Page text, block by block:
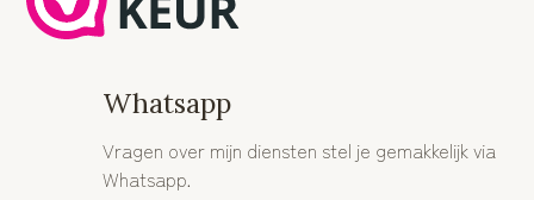
Whatsapp
Vragen over mijn diensten stel je gemakkelijk via
Whatsapp.